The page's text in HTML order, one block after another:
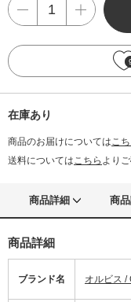
在庫あり
商品のお届けについてはこ
送料についてはこちら より
商品詳細 商
商品詳細
ブランド名 オルビス /